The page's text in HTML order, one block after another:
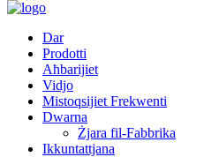
Dar
Prodotti
Aħbarijiet
Vidjo
Mistoqsijiet Frekwenti
Dwarna
Żjara fil-Fabbrika
Ikkuntattjana